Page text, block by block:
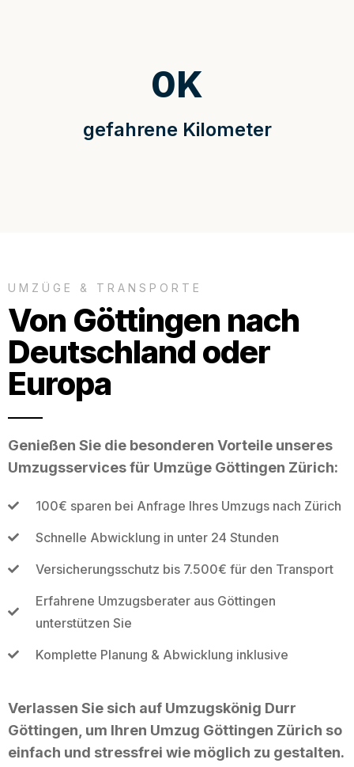
gefahrene Kilometer
0K
UMZÜGE & TRANSPORTE
Von Göttingen nach
Deutschland oder
Europa
Genießen Sie die besonderen Vorteile unseres
Umzugsservices für Umzüge Göttingen Zürich:
100€ sparen bei Anfrage Ihres Umzugs nach Zürich
Schnelle Abwicklung in unter 24 Stunden
Versicherungsschutz bis 7.500€ für den Transport
Erfahrene Umzugsberater aus Göttingen
unterstützen Sie
Komplette Planung & Abwicklung inklusive
Verlassen Sie sich auf Umzugskönig Durr
Göttingen, um Ihren Umzug Göttingen Zürich so
einfach und stressfrei wie möglich zu gestalten.